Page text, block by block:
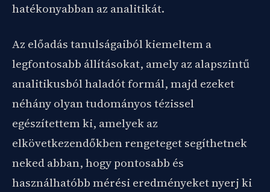
hatékonyabban az analitikát.
Az előadás tanulságaiból kiemeltem a
legfontosabb állításokat, amely az alapszintű
analitikusból haladót formál, majd ezeket
néhány olyan tudományos tézissel
egészítettem ki, amelyek az
elkövetkezendőkben rengeteget segíthetnek
neked abban, hogy pontosabb és
használhatóbb mérési eredményeket nyerj ki